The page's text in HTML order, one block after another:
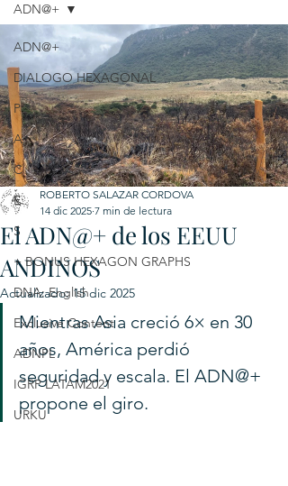
ADN@+
DIALOGO HEXAGONAL
P
A
C
E
S
+ BONUS HEXAGON GRAPHS
DNA: English
Exclusive Content
ADNPL
IGRP LATAM2021
URKU
ADN@+
El ADN@+ de los EEUU
ANDINOS
ROBERTO SALAZAR CORDOVA
14 dic 2025 7 min de lectura
Actualizado:15 dic 2025
Mientras Asia creció 6× en 30
años, América perdió
seguridad y escala. El ADN@+
propone el giro.